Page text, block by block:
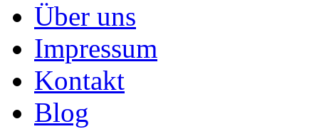
Über uns
Impressum
Kontakt
Blog